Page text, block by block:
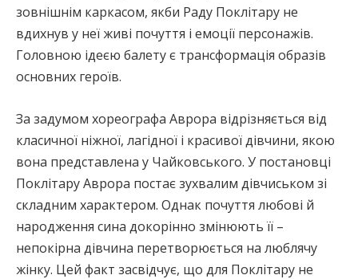
зовнішнім каркасом, якби Раду Поклітару не
вдихнув у неї живі почуття і емоції персонажів.
Головною ідеєю балету є трансформація образів
основних героїв.
За задумом хореографа Аврора відрізняється від
класичної ніжної, лагідної і красивої дівчини, якою
вона представлена у Чайковського. У постановці
Поклітару Аврора постає зухвалим дівчиськом зі
складним характером. Однак почуття любові й
народження сина докорінно змінюють її –
непокірна дівчина перетворюється на люблячу
жінку. Цей факт засвідчує, що для Поклітару не